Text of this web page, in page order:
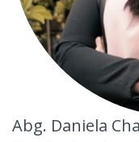
Abg. Daniela